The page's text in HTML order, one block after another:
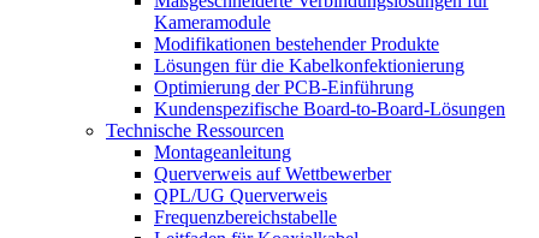
Kameramodule
Modifikationen bestehender Produkte
Lösungen für die Kabelkonfektionierung
Optimierung der PCB-Einführung
Kundenspezifische Board-to-Board-Lösungen
Technische Ressourcen
Montageanleitung
Querverweis auf Wettbewerber
QPL/UG Querverweis
Frequenzbereichstabelle